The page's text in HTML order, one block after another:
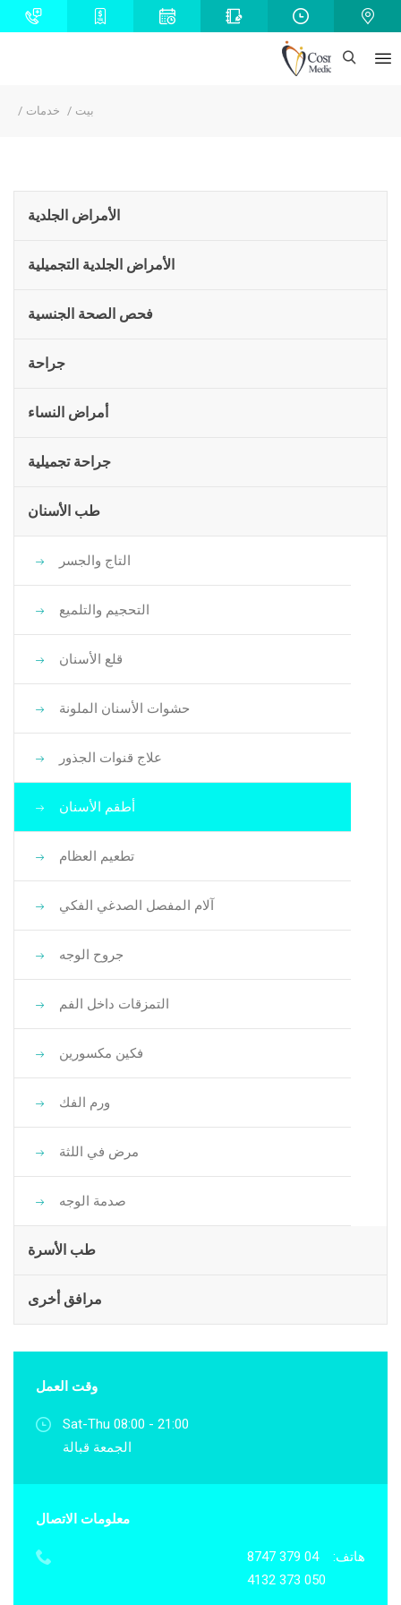
بيت خدمات
الأمراض الجلدية
الأمراض الجلدية التجميلية
فحص الصحة الجنسية
جراحة
أمراض النساء
جراحة تجميلية
طب الأسنان
التاج والجسر
التحجيم والتلميع
قلع الأسنان
حشوات الأسنان الملونة
علاج قنوات الجذور
أطقم الأسنان
تطعيم العظام
آلام المفصل الصدغي الفكي
جروح الوجه
التمزقات داخل الفم
فكين مكسورين
ورم الفك
مرض في اللثة
صدمة الوجه
طب الأسرة
مرافق أخرى
وقت العمل
Sat-Thu 08:00 - 21:00
الجمعة قبالة
معلومات الاتصال
هاتف:
04 379 8747
050 373 4132